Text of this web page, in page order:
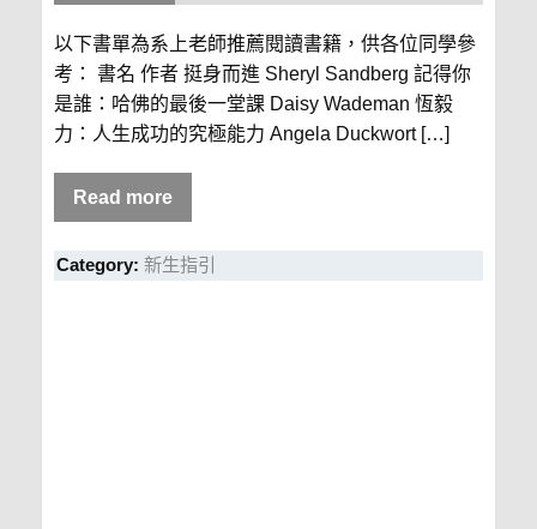
以下書單為系上老師推薦閱讀書籍，供各位同學參
考： 書名 作者 挺身而進 Sheryl Sandberg 記得你
是誰：哈佛的最後一堂課 Daisy Wademan 恆毅
力：人生成功的究極能力 Angela Duckwort […]
Read more
Category: 新生指引